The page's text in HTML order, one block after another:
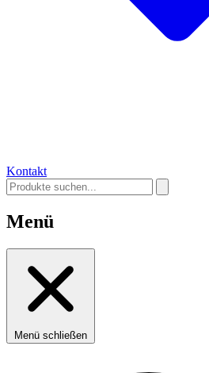
Kontakt
Menü
Menü schließen